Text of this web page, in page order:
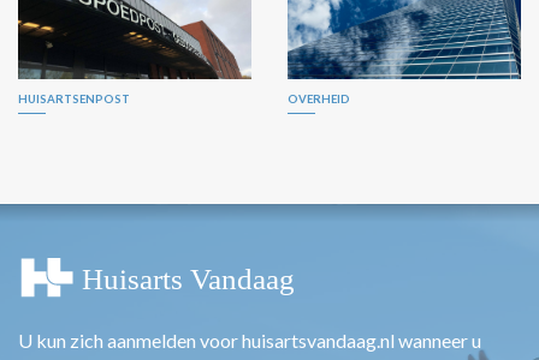
HUISARTSENPOST OVERHEID
U kun zich aanmelden voor huisartsvandaag.nl wanneer u